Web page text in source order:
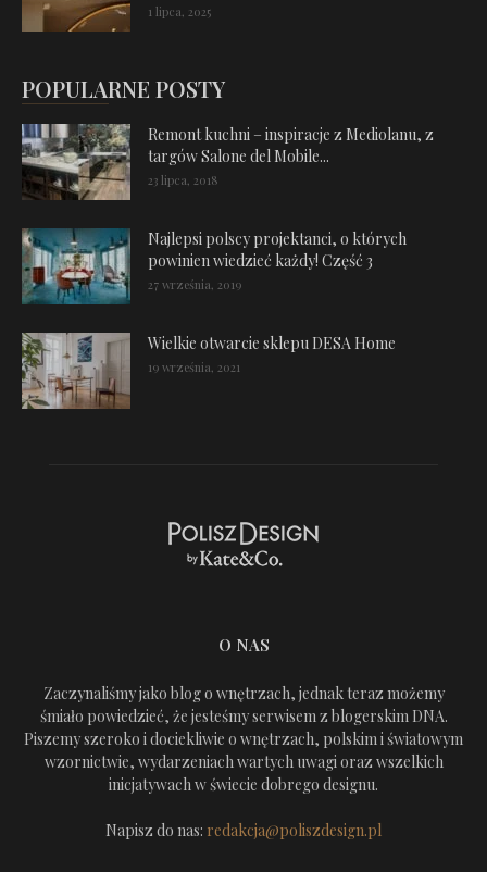
1 lipca, 2025
POPULARNE POSTY
Remont kuchni – inspiracje z Mediolanu, z
targów Salone del Mobile...
23 lipca, 2018
Najlepsi polscy projektanci, o których
powinien wiedzieć każdy! Część 3
27 września, 2019
Wielkie otwarcie sklepu DESA Home
19 września, 2021
O NAS
Zaczynaliśmy jako blog o wnętrzach, jednak teraz możemy
śmiało powiedzieć, że jesteśmy serwisem z blogerskim DNA.
Piszemy szeroko i dociekliwie o wnętrzach, polskim i światowym
wzornictwie, wydarzeniach wartych uwagi oraz wszelkich
inicjatywach w świecie dobrego designu.
Napisz do nas: redakcja@poliszdesign.pl